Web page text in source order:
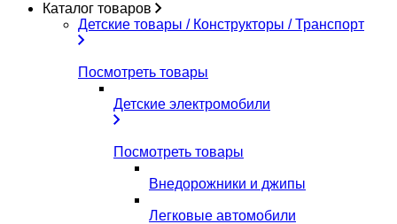
Каталог товаров
Детские товары / Конструкторы / Транспорт
Посмотреть товары
Детские электромобили
Посмотреть товары
Внедорожники и джипы
Легковые автомобили